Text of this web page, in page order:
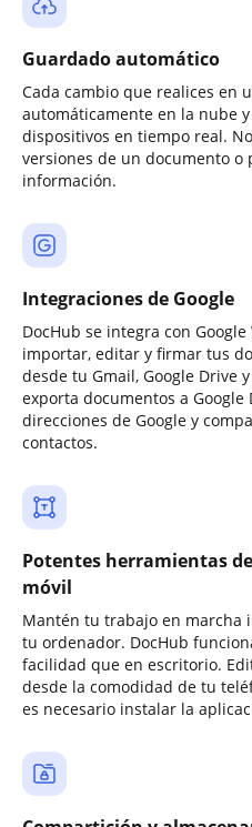
Guardado automático
Cada cambio que realices en
automáticamente en la nube
dispositivos en tiempo real.
versiones de un documento
información.
Integraciones de Google
DocHub se integra con
importar, editar y firmar tus
desde tu Gmail, Google Drive
exporta documentos a
direcciones de Google y
contactos.
Potentes herramientas
móvil
Mantén tu trabajo en marcha
tu ordenador. DocHub
facilidad que en escritorio.
desde la comodidad de tu
es necesario instalar la